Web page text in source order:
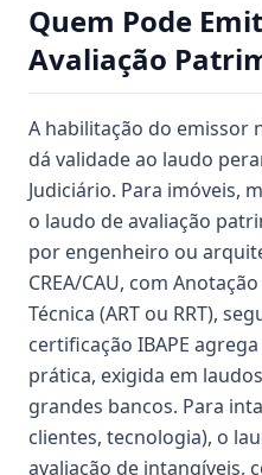
Quem Pode
Avaliação
A habilitação do emissor
dá validade ao laudo
Judiciário. Para imóveis,
o laudo de avaliação
por engenheiro ou
CREA/CAU, com
Técnica (ART ou RRT),
certificação IBAPE
prática, exigida em
grandes bancos. Para
clientes, tecnologia), o
avaliação de intangíveis,